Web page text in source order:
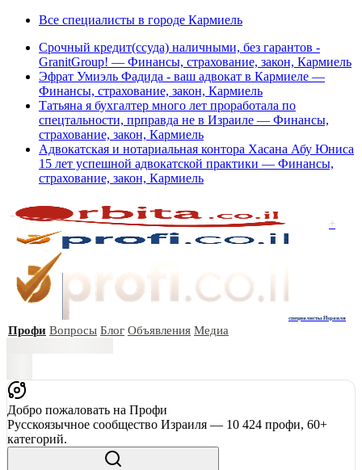
Все специалисты в городе Кармиель
Срочный кредит(ссуда) наличными, без гарантов -
GranitGroup! — Финансы, страхование, закон, Кармиель
Эфрат Умиэль Фадида - ваш адвокат в Кармиеле —
Финансы, страхование, закон, Кармиель
Татьяна я бухгалтер много лет проработала по
спецтальности, прправда не в Израиле — Финансы,
страхование, закон, Кармиель
Адвокатская и нотариальная контора Хасана Абу Юниса
15 лет успешной адвокатской практики — Финансы,
страхование, закон, Кармиель
+
специалисты Израиля
Профи Вопросы Блог Объявления Медиа
Добро пожаловать на Профи
Русскоязычное сообщество Израиля — 10 424 профи, 60+
категорий.